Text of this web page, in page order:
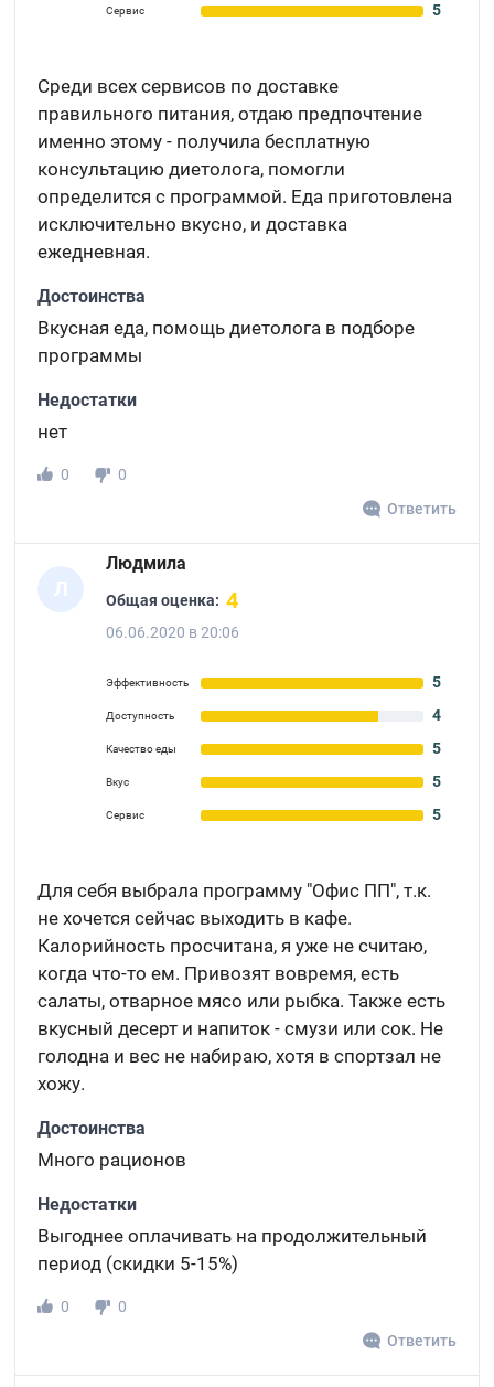
Сервис 5
Среди всех сервисов по доставке
правильного питания, отдаю предпочтение
именно этому - получила бесплатную
консультацию диетолога, помогли
определится с программой. Еда приготовлена
исключительно вкусно, и доставка
ежедневная.
Достоинства
Вкусная еда, помощь диетолога в подборе
программы
Недостатки
нет
0
0
Ответить
Л
Людмила
Общая оценка: 4
06.06.2020 в 20:06
Эффективность 5
Доступность 4
Качество еды 5
Вкус 5
Сервис 5
Для себя выбрала программу "Офис ПП", т.к.
не хочется сейчас выходить в кафе.
Калорийность просчитана, я уже не считаю,
когда что-то ем. Привозят вовремя, есть
салаты, отварное мясо или рыбка. Также есть
вкусный десерт и напиток - смузи или сок. Не
голодна и вес не набираю, хотя в спортзал не
хожу.
Достоинства
Много рационов
Недостатки
Выгоднее оплачивать на продолжительный
период (скидки 5-15%)
0
0
Ответить